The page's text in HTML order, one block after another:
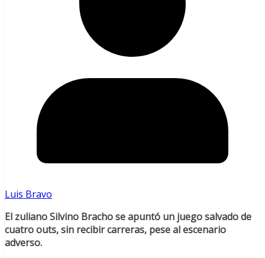
Luis Bravo
El zuliano Silvino Bracho se apuntó un juego salvado de
cuatro outs, sin recibir carreras, pese al escenario
adverso.